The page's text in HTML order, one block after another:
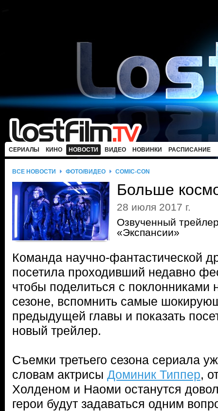
СЕРИАЛЫ КИНО НОВОСТИ ВИДЕО НОВИНКИ РАСПИСАНИЕ
ВСЕ НОВОСТИ ФОТО/ВИДЕО COMIC-CON
Больше
28 июля 2017 г.
Озвученный
«Экспансии»
Команда научно-фантастической
посетила проходивший недавно
чтобы поделиться с поклонниками
сезоне, вспомнить самые
предыдущей главы и показать
новый трейлер.
Съемки третьего сезона сериала
словам актрисы Доминик Типпер,
Холденом и Наоми останутся
герои будут задаваться одним